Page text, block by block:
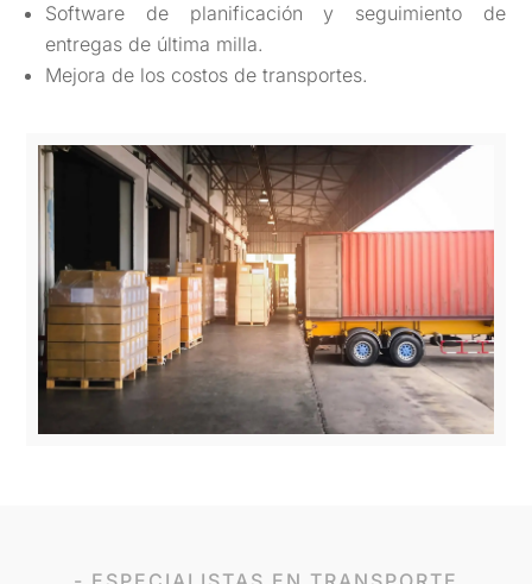
Software de planificación y seguimiento de
entregas de última milla.
Mejora de los costos de transportes.